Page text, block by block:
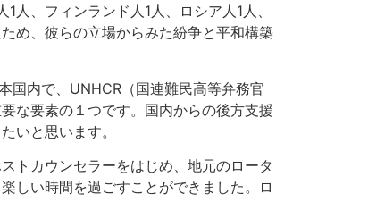
、フィンランド人1人、ロシア人1人、
め、彼らの立場からみた紛争と平和構築
国内で、UNHCR（国連難民高等弁務官
な要素の１つです。国内からの後方支援
いと思います。
トカウンセラーをはじめ、地元のロータ
しい時間を過ごすことができました。ロ